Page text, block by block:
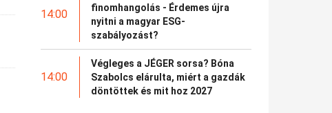
14:00
finomhangolás - Érdemes újra
nyitni a magyar ESG-
szabályozást?
14:00
Végleges a JÉGER sorsa? Bóna
Szabolcs elárulta, miért a gazdák
döntöttek és mit hoz 2027